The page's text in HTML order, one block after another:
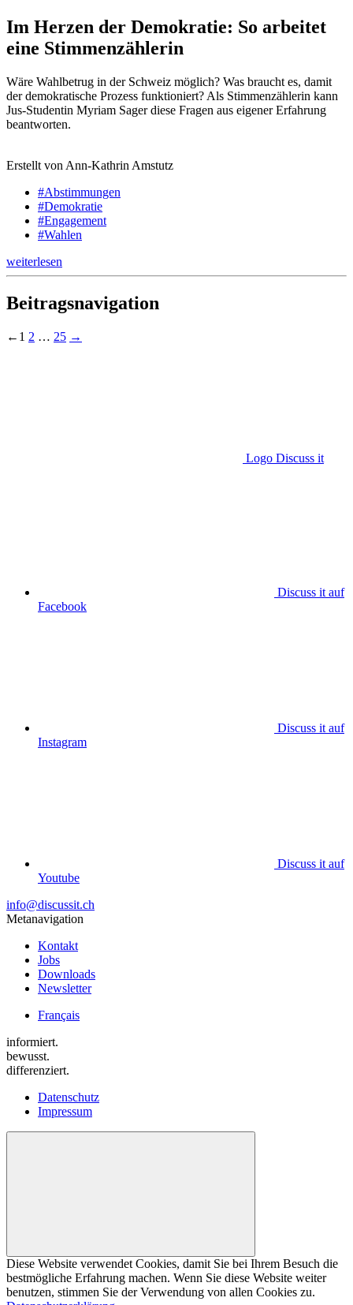
Im Herzen der Demokratie: So arbeitet
eine Stimmenzählerin
Wäre Wahlbetrug in der Schweiz möglich? Was braucht es, damit
der demokratische Prozess funktioniert? Als Stimmenzählerin kann
Jus-Studentin Myriam Sager diese Fragen aus eigener Erfahrung
beantworten.
Erstellt von Ann-Kathrin Amstutz
#Abstimmungen
#Demokratie
#Engagement
#Wahlen
weiterlesen
Beitragsnavigation
← 1 2 … 25 →
Logo Discuss it
Discuss it auf
Facebook
Discuss it auf
Instagram
Discuss it auf
Youtube
info@discussit.ch
Metanavigation
Kontakt
Jobs
Downloads
Newsletter
Français
informiert.
bewusst.
differenziert.
Datenschutz
Impressum
Diese Website verwendet Cookies, damit Sie bei Ihrem Besuch die
bestmögliche Erfahrung machen. Wenn Sie diese Website weiter
benutzen, stimmen Sie der Verwendung von allen Cookies zu.